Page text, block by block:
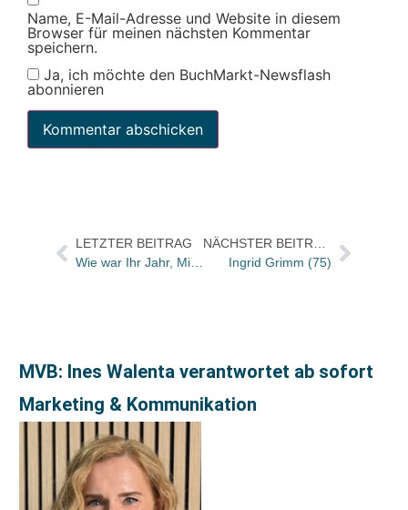
Name, E-Mail-Adresse und Website in diesem
Browser für meinen nächsten Kommentar
speichern.
Ja, ich möchte den BuchMarkt-Newsflash
abonnieren
LETZTER BEITRAG
Wie war Ihr Jahr, Michael Krüger?
Ingrid Grimm (75)
MVB: Ines Walenta verantwortet ab sofort
Marketing & Kommunikation